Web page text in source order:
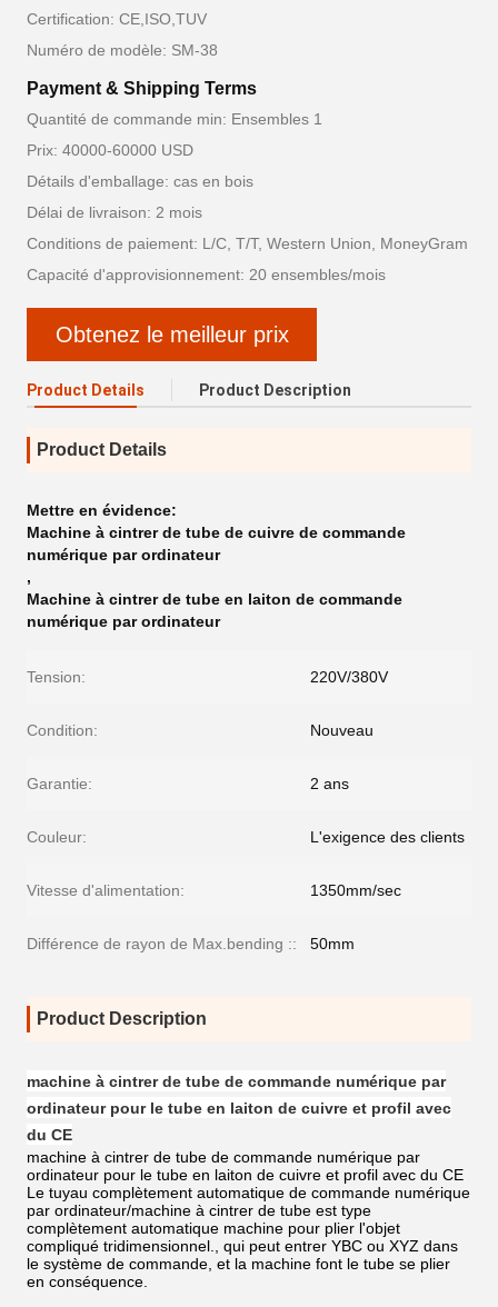
Certification: CE,ISO,TUV
Numéro de modèle: SM-38
Payment & Shipping Terms
Quantité de commande min: Ensembles 1
Prix: 40000-60000 USD
Détails d'emballage: cas en bois
Délai de livraison: 2 mois
Conditions de paiement: L/C, T/T, Western Union, MoneyGram
Capacité d'approvisionnement: 20 ensembles/mois
Obtenez le meilleur prix
Product Details Product Description
Product Details
Mettre en évidence:
Machine à cintrer de tube de cuivre de commande
numérique par ordinateur
,
Machine à cintrer de tube en laiton de commande
numérique par ordinateur
Tension: 220V/380V
Condition: Nouveau
Garantie: 2 ans
Couleur: L'exigence des clients
Vitesse d'alimentation: 1350mm/sec
Différence de rayon de Max.bending :: 50mm
Product Description
machine à cintrer de tube de commande numérique par
ordinateur pour le tube en laiton de cuivre et profil avec
du CE
machine à cintrer de tube de commande numérique par
ordinateur pour le tube en laiton de cuivre et profil avec du CE
Le tuyau complètement automatique de commande numérique
par ordinateur/machine à cintrer de tube est type
complètement automatique machine pour plier l'objet
compliqué tridimensionnel., qui peut entrer YBC ou XYZ dans
le système de commande, et la machine font le tube se plier
en conséquence.